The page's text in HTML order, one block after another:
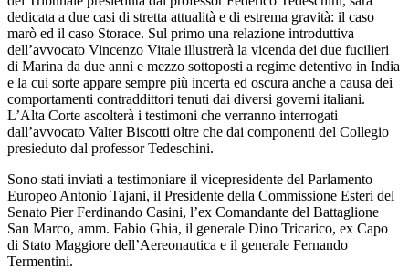
dedicata a due casi di stretta attualità e di estrema gravità: il caso
marò ed il caso Storace. Sul primo una relazione introduttiva
dell’avvocato Vincenzo Vitale illustrerà la vicenda dei due fucilieri
di Marina da due anni e mezzo sottoposti a regime detentivo in India
e la cui sorte appare sempre più incerta ed oscura anche a causa dei
comportamenti contraddittori tenuti dai diversi governi italiani.
L’Alta Corte ascolterà i testimoni che verranno interrogati
dall’avvocato Valter Biscotti oltre che dai componenti del Collegio
presieduto dal professor Tedeschini.
Sono stati inviati a testimoniare il vicepresidente del Parlamento
Europeo Antonio Tajani, il Presidente della Commissione Esteri del
Senato Pier Ferdinando Casini, l’ex Comandante del Battaglione
San Marco, amm. Fabio Ghia, il generale Dino Tricarico, ex Capo
di Stato Maggiore dell’Aereonautica e il generale Fernando
Termentini.